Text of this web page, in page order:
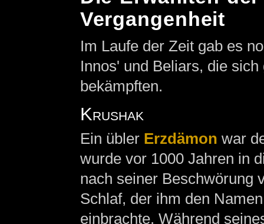
Vergangenheit
Im Laufe der Zeit gab es
Innos' und Beliars, die sich
bekämpften.
Krushak
Ein übler Erzdämon war
wurde vor 1000 Jahren in
nach seiner Beschwörung
Schlaf, der ihm den
einbrachte. Während